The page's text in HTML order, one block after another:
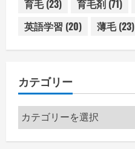
育毛(23) 育毛剤 (71)
英語学習 (20) 薄毛(23)
カテゴリー
カ
テ
ゴ